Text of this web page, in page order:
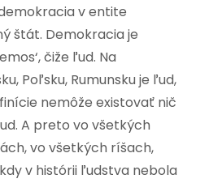
v entite
štát. Demokracia je
čiže ľud. Na
Poľsku, Rumunsku je ľud,
nemôže existovať nič
A preto vo všetkých
vo všetkých ríšach,
v histórii ľudstva nebola